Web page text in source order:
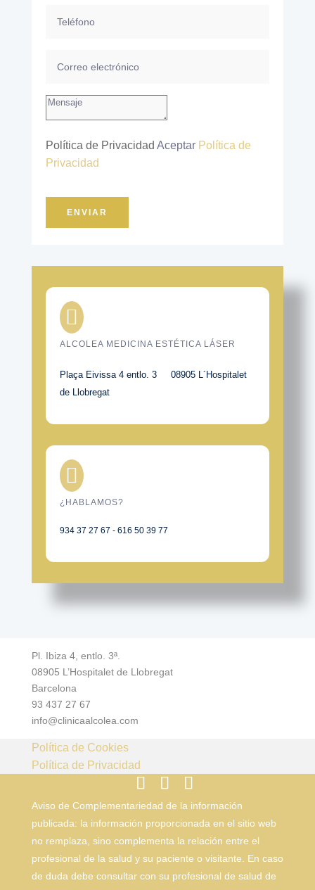
Política de Privacidad Aceptar Política de
Privacidad
ENVIAR

ALCOLEA MEDICINA ESTÉTICA LÁSER
Plaça Eivissa 4 entlo. 3 08905 L´Hospitalet
de Llobregat

¿HABLAMOS?
934 37 27 67 - 616 50 39 77
Pl. Ibiza 4, entlo. 3ª.
08905 L’Hospitalet de Llobregat
Barcelona
93 437 27 67
info@clinicaalcolea.com
Política de Cookies
Política de Privacidad
Aviso de Complementariedad de la información
publicada: la información proporcionada en el sitio web
no remplaza, sino complementa la relación entre el
profesional de la salud y su paciente o visitante. En caso
de duda debe consultar con su profesional de salud de